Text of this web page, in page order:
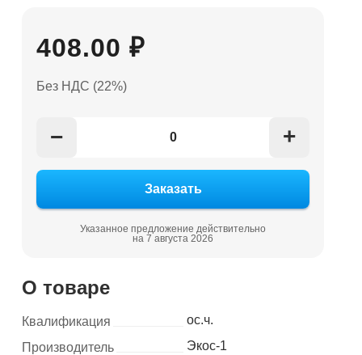
408.00 ₽
Без НДС (22%)
− +
Указанное предложение действительно
на 7 августа 2026
О товаре
Квалификация
ос.ч.
Производитель
Экос-1